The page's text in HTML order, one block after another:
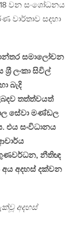
වන සංශෝධනය
වාර්තාව සදහා
සමාලෝචන
ලංකා සිවිල්
බැදි
තත්ත්වයත්
සේවා මණ්ඩල
එය සංවිධානය
නීතිඥ
අය අදහස් දක්වන
අදහස්